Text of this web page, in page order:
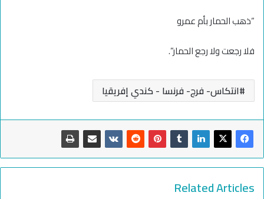
“ذهب الحمار بأم عمرو
فلا رجعت ولا رجع الحمار”.
انتكاس- فرج- فرنسا - كندي إفريقيا
Related Articles